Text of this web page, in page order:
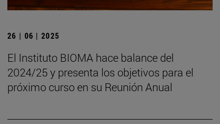
26 | 06 | 2025
El Instituto BIOMA hace balance del
2024/25 y presenta los objetivos para el
próximo curso en su Reunión Anual